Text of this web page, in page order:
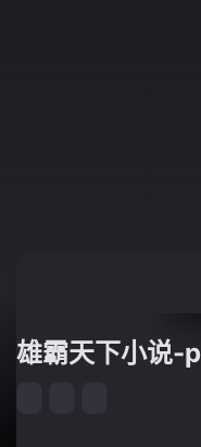
雄霸天下小说-